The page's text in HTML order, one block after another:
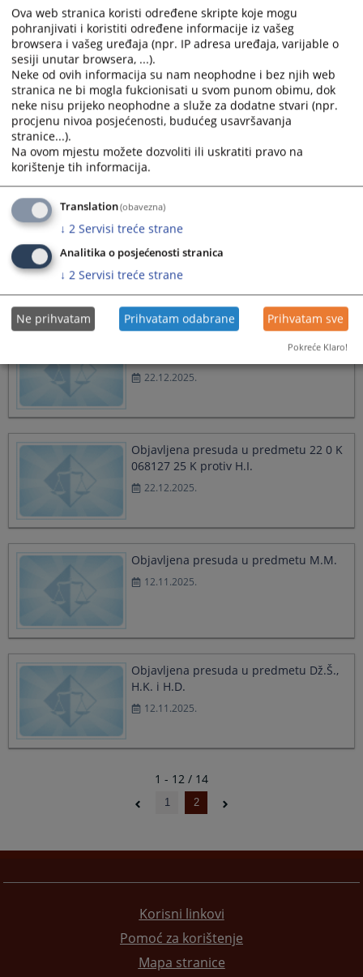
Objavljena oslobađajuća presuda u
predmetu 22 0 K 060569 24 K protiv
A.D.1, Dž.H. i A.D.2
07.04.2026.
Objavljena presuda u predmetu 22 0 K
22.12.2025.
Objavljena presuda u predmetu 22 0 K
047646 25 K 2 protiv H.I.
Objavljena presuda u predmetu 22 0 K
22.12.2025.
Objavljena presuda u predmetu 22 0 K
068127 25 K protiv H.I.
22.12.2025.
Objavljena presuda u predmetu M.M.
12.11.2025.
Objavljena presuda u predmetu Dž.Š.,
H.K. i H.D.
12.11.2025.
1 - 12 / 14
1 2
Korisni linkovi
Pomoć za korištenje
Mapa stranice
Ova web stranica koristi određene skripte koje mogu
pohranjivati i koristiti određene informacije iz vašeg
browsera i vašeg uređaja (npr. IP adresa uređaja, varijable o
sesiji unutar browsera, ...).
Neke od ovih informacija su nam neophodne i bez njih web
stranica ne bi mogla fukcionisati u svom punom obimu, dok
neke nisu prijeko neophodne a služe za dodatne stvari (npr.
procjenu nivoa posjećenosti, budućeg usavršavanja
stranice...).
Na ovom mjestu možete dozvoliti ili uskratiti pravo na
korištenje tih informacija.
Translation(obavezna)
↓ 2 Servisi treće strane
Analitika o posjećenosti stranica
↓ 2 Servisi treće strane
Ne prihvatam Prihvatam odabrane Prihvatam sve
Pokreće Klaro!